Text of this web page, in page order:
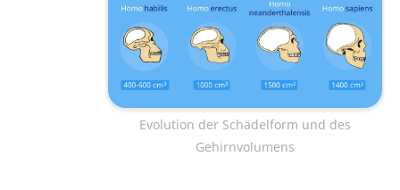
Evolution der Schädelform und des
Gehirnvolumens